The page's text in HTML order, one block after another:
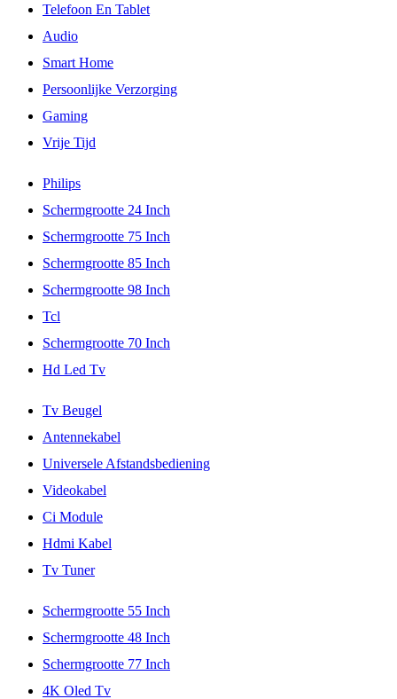
Telefoon En Tablet
Audio
Smart Home
Persoonlijke Verzorging
Gaming
Vrije Tijd
Philips
Schermgrootte 24 Inch
Schermgrootte 75 Inch
Schermgrootte 85 Inch
Schermgrootte 98 Inch
Tcl
Schermgrootte 70 Inch
Hd Led Tv
Tv Beugel
Antennekabel
Universele Afstandsbediening
Videokabel
Ci Module
Hdmi Kabel
Tv Tuner
Schermgrootte 55 Inch
Schermgrootte 48 Inch
Schermgrootte 77 Inch
4K Oled Tv